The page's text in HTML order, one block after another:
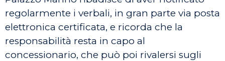
regolarmente i verbali, in gran parte via posta
elettronica certificata, e ricorda che la
responsabilità resta in capo al
concessionario, che può poi rivalersi sugli